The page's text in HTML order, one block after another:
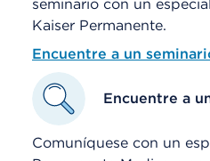
seminario con un
Kaiser Permanente.
Encuentre a un
Encuentre a
Comuníquese con un